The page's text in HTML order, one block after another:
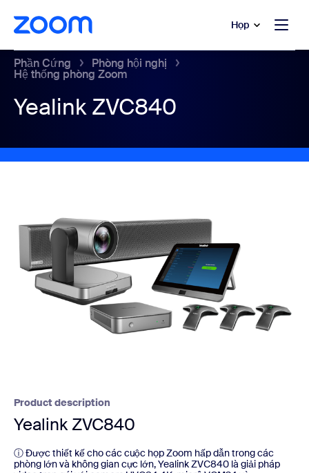
đến nội dung chính
trò chuyện trợ giúp Họp
Phần Cứng Phòng hội nghị
Hệ thống phòng Zoom
Yealink ZVC840
Product description
Yealink ZVC840
ⓘ Được thiết kế cho các cuộc họp Zoom hấp dẫn trong các
phòng lớn và không gian cực lớn, Yealink ZVC840 là giải pháp